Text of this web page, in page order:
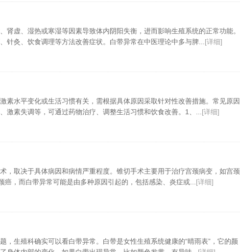
肾虚、湿热或寒湿等因素导致体内阴阳失衡，进而影响生殖系统的正常功能。
针灸、饮食调理等方法改善症状。白带异常在中医理论中多与脾... [详细]
素水平变化或生活习惯有关，需根据具体原因采取针对性改善措施。常见原因
激素失调等，可通过药物治疗、调整生活习惯和饮食改善。1、... [详细]
，取决于具体病因和病情严重程度。锥切手术主要用于治疗宫颈病变，如宫颈
癌，而白带异常可能是由多种原因引起的，包括感染、炎症或... [详细]
，生殖科确实可以看白带异常。白带是女性生殖系统健康的“晴雨表”，它的颜